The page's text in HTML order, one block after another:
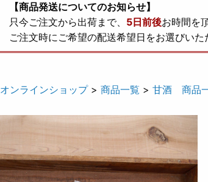
【商品発送についてのお知らせ】
只今ご注文から出荷まで、 5日前後お時間を
ご注文時にご希望の配送希望日をお選びい
オンラインショップ> 商品一覧 > 甘酒 商品